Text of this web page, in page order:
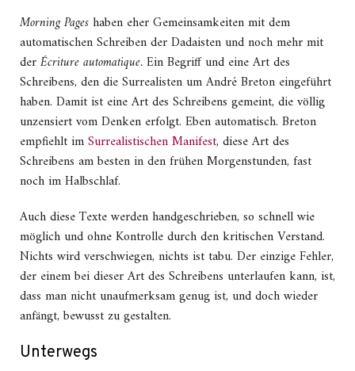
Morning Pageshaben eher Gemeinsamkeiten mit dem
automatischen Schreiben der Dadaisten und noch mehr mit
derÉcriture automatique.Ein Begriff und eine Art des
Schreibens, den die Surrealisten um André Breton eingeführt
haben. Damit ist eine Art des Schreibens gemeint, die völlig
unzensiert vom Denken erfolgt. Eben automatisch. Breton
empfiehlt imSurrealistischen Manifest, diese Art des
Schreibens am besten in den frühen Morgenstunden, fast
noch im Halbschlaf.
Auch diese Texte werden handgeschrieben, so schnell wie
möglich und ohne Kontrolle durch den kritischen Verstand.
Nichts wird verschwiegen, nichts ist tabu. Der einzige Fehler,
der einem bei dieser Art des Schreibens unterlaufen kann, ist,
dass man nicht unaufmerksam genug ist, und doch wieder
anfängt, bewusst zu gestalten.
Unterwegs